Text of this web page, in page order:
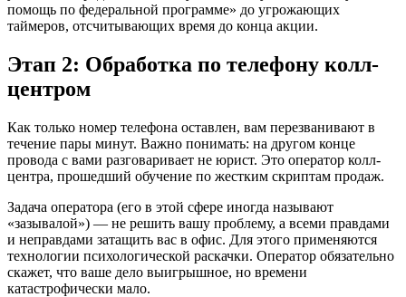
помощь по федеральной программе» до угрожающих
таймеров, отсчитывающих время до конца акции.
Этап 2: Обработка по телефону колл-
центром
Как только номер телефона оставлен, вам перезванивают в
течение пары минут. Важно понимать: на другом конце
провода с вами разговаривает не юрист. Это оператор колл-
центра, прошедший обучение по жестким скриптам продаж.
Задача оператора (его в этой сфере иногда называют
«зазывалой») — не решить вашу проблему, а всеми правдами
и неправдами затащить вас в офис. Для этого применяются
технологии психологической раскачки. Оператор обязательно
скажет, что ваше дело выигрышное, но времени
катастрофически мало.